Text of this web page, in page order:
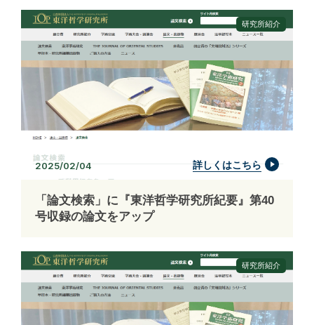
研究所紹介
2025/02/04 詳しくはこちら
「論文検索」に『東洋哲学研究所紀要』第40
号収録の論文をアップ
研究所紹介